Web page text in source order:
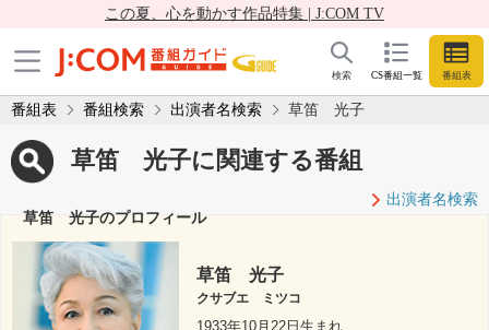
この夏、心を動かす作品特集 | J:COM TV
CS番組一覧 番組表
検索
番組表 番組検索 出演者名検索 草笛 光子
草笛 光子に関連する番組
出演者名検索
草笛 光子のプロフィール
草笛 光子
クサブエ ミツコ
1933年10月22日生まれ